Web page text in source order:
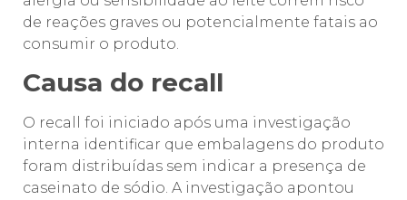
de reações graves ou potencialmente fatais ao
consumir o produto.
Causa do recall
O recall foi iniciado após uma investigação
interna identificar que embalagens do produto
foram distribuídas sem indicar a presença de
caseinato de sódio. A investigação apontou